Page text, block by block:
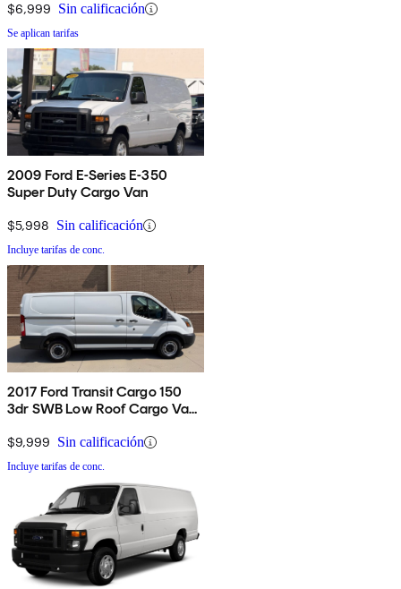
$6,999 Sin calificación
Se aplican tarifas
2009 Ford E-Series E-350
Super Duty Cargo Van
$5,998 Sin calificación
Incluye tarifas de conc.
2017 Ford Transit Cargo 150
3dr SWB Low Roof Cargo Van
Door
$9,999 Sin calificación
Incluye tarifas de conc.